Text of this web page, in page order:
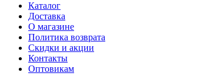
Каталог
Доставка
О магазине
Политика возврата
Скидки и акции
Контакты
Оптовикам